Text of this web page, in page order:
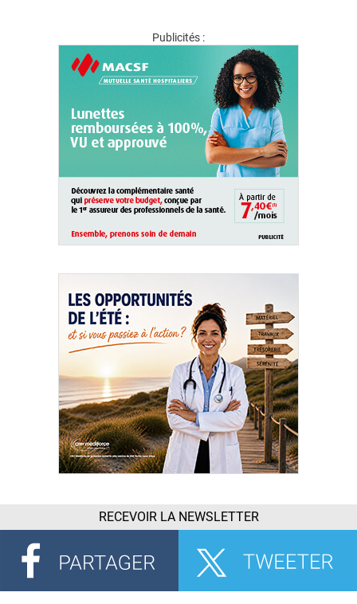
Publicités :
RECEVOIR LA NEWSLETTER